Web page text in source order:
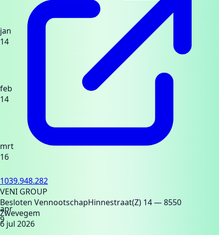
jan
14
feb
14
mrt
16
apr
9
1039.948.282
VENI GROUP
Besloten VennootschapHinnestraat(Z) 14— 8550
Zwevegem
6 jul 2026